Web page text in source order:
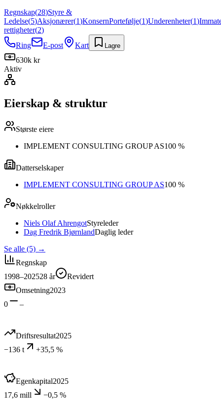
Regnskap(28)Styre &
Ledelse(5)Aksjonærer(1)KonsernPortefølje(1)Underenheter(1)
rettigheter(2)
Ring
E-post Kart Lagre
630k kr
Aktiv
Eierskap & struktur
Største eiere
IMPLEMENT CONSULTING GROUP AS100 %
Datterselskaper
IMPLEMENT CONSULTING GROUP AS100 %
Nøkkelroller
Niels Olaf AhrengotStyreleder
Dag Fredrik BjørnlandDaglig leder
Se alle (5) →
Regnskap
1998–202528 år
Revidert
Omsetning2023
0
–
Driftsresultat2025
−136 t
+35,5 %
Egenkapital2025
17,6 mill
−0,5 %